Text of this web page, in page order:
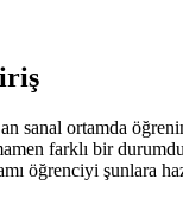
sanal ortamda
farklı bir
öğrenciyi şunlara